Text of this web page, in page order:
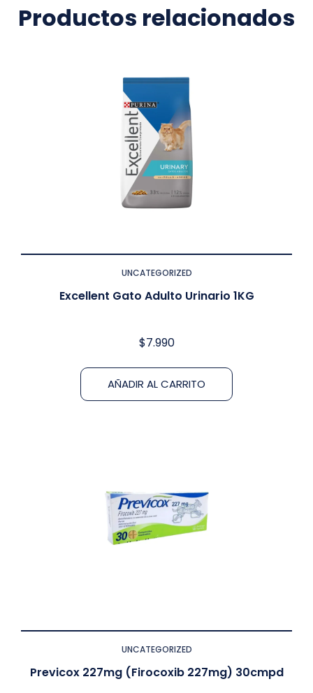
Productos relacionados
UNCATEGORIZED
Excellent Gato Adulto Urinario 1KG
$7.990
AÑADIR AL CARRITO
UNCATEGORIZED
Previcox 227mg (Firocoxib 227mg) 30cmpd